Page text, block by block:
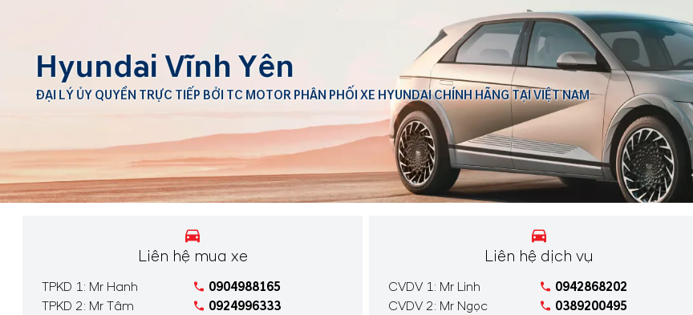
Hyundai Vĩnh Yên
ĐẠI LÝ ỦY QUYỀN TRỰC TIẾP BỞI TC MOTOR PHÂN PHỐI XE HYUNDAI CHÍNH HÃNG TẠI VIỆT NAM
Liên hệ mua xe
TPKD 1: Mr Hanh
TPKD 2: Mr Tâm
0904988165
0924996333
Liên hệ dịch vụ
CVDV 1: Mr Linh
CVDV 2: Mr Ngọc
0942868202
0389200495